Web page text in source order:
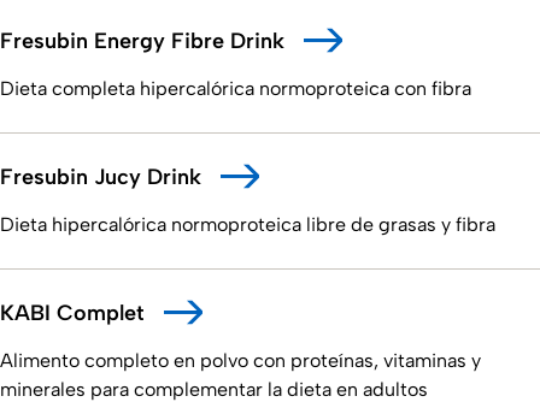
Dieta completa hipercalórica normoproteica con fibra
Fresubin Energy Fibre Drink
Dieta hipercalórica normoproteica libre de grasas y fibra
Fresubin Jucy Drink
Alimento completo en polvo con proteínas, vitaminas y
minerales para complementar la dieta en adultos
KABI Complet